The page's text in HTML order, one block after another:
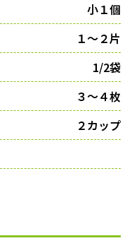
小１個
１〜２片
1/2袋
３〜４枚
２カップ